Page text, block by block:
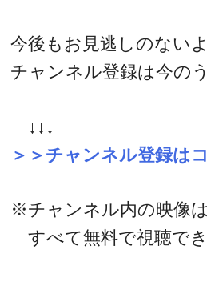
今後もお見逃しのない
チャンネル登録は今の
↓↓↓
＞＞チャンネル登録は
※チャンネル内の映像は
すべて無料で視聴でき